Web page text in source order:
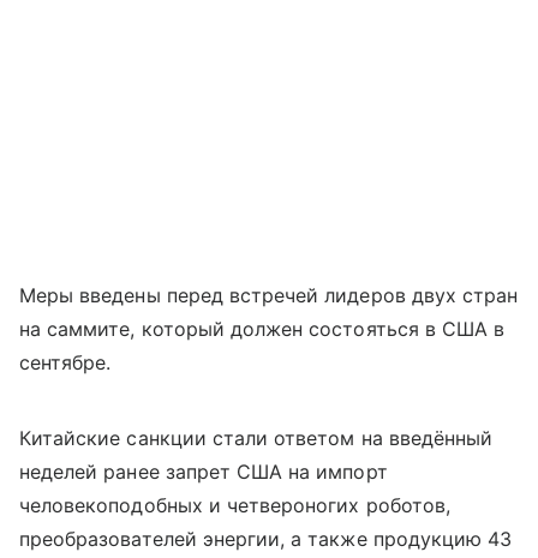
Меры введены перед встречей лидеров двух стран
на саммите, который должен состояться в США в
сентябре.
Китайские санкции стали ответом на введённый
неделей ранее запрет США на импорт
человекоподобных и четвероногих роботов,
преобразователей энергии, а также продукцию 43